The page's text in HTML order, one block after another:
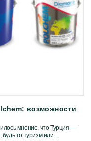
возможности
мнение, что Турция —
будь то туризм или